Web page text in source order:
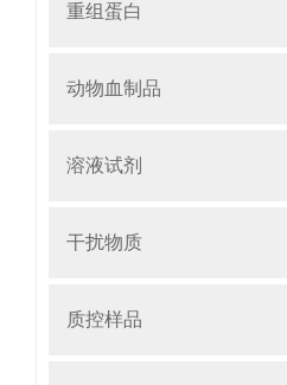
重组蛋白
动物血制品
溶液试剂
干扰物质
质控样品